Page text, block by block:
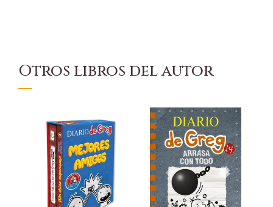
Otros libros del autor